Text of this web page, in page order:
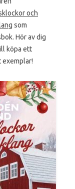
och
som
Hör av dig
köpa ett
exemplar!